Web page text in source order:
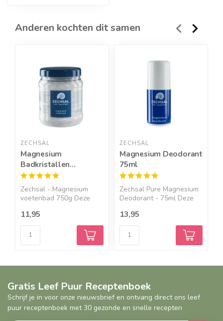
Anderen kochten dit samen
ZECHSAL
Magnesium
Badkristallen
Voetenbad - 750g
Zechsal - Magnesium
voetenbad 750g Deze
11,95
ZECHSAL
Magnesium Deodorant
75ml
Zechsal Pure Magnesium
Deodorant - 75ml Deze
13,95
Gratis Leef Puur Receptenboek
Schrijf je in voor onze nieuwsbrief en ontvang direct ons leef
puur receptenboek met 30 gezonde en snelle recepten